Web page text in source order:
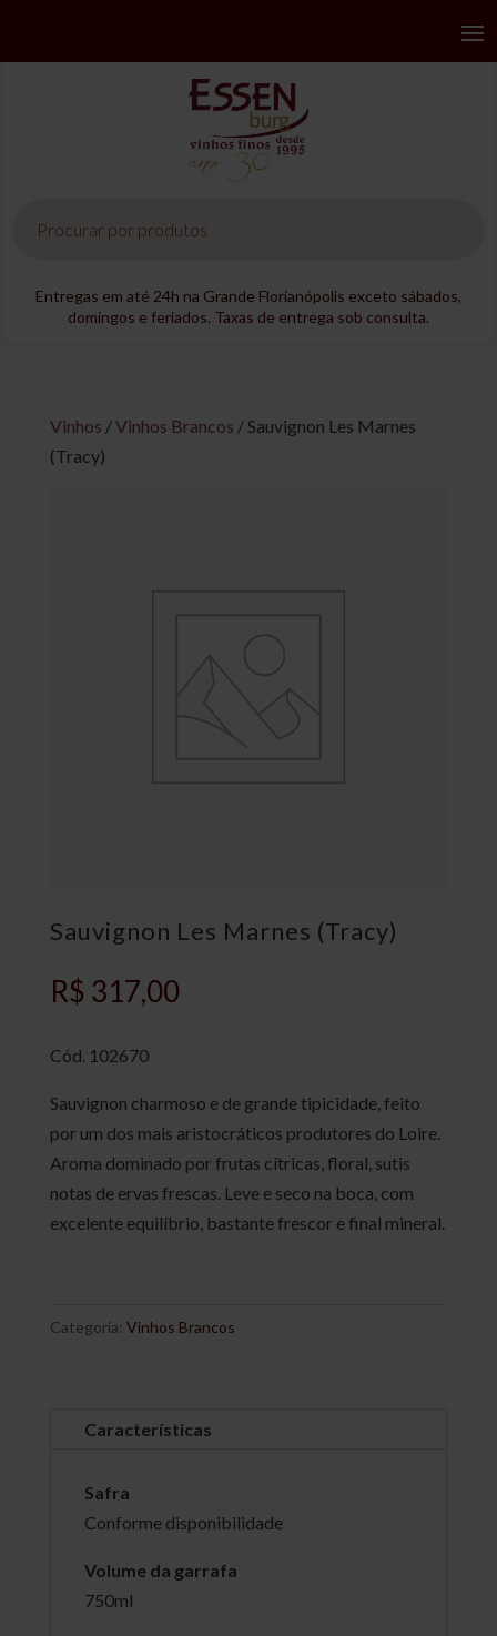
produtos
Entregas em até 24h na Grande Florianópolis exceto sábados,
domingos e feriados. Taxas de entrega sob consulta.
Vinhos /Vinhos Brancos / Sauvignon Les Marnes
(Tracy)
Sauvignon Les Marnes (Tracy)
R$ 317,00
Cód. 102670
Sauvignon charmoso e de grande tipicidade, feito
por um dos mais aristocráticos produtores do Loire.
Aroma dominado por frutas cítricas, floral, sutis
notas de ervas frescas. Leve e seco na boca, com
excelente equilíbrio, bastante frescor e final mineral.
Categoria: Vinhos Brancos
Características
Safra
Conforme disponibilidade
Volume da garrafa
750ml